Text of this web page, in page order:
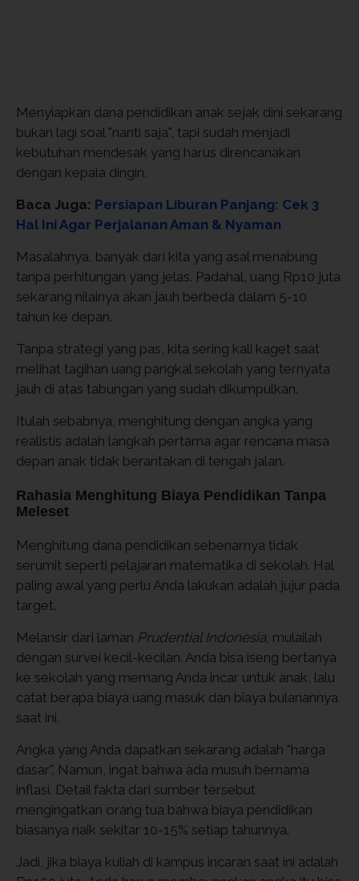
Menyiapkan dana pendidikan anak sejak dini sekarang
bukan lagi soal "nanti saja", tapi sudah menjadi
kebutuhan mendesak yang harus direncanakan
dengan kepala dingin.
Baca Juga: Persiapan Liburan Panjang: Cek 3
Hal Ini Agar Perjalanan Aman & Nyaman
Masalahnya, banyak dari kita yang asal menabung
tanpa perhitungan yang jelas. Padahal, uang Rp10 juta
sekarang nilainya akan jauh berbeda dalam 5-10
tahun ke depan.
Tanpa strategi yang pas, kita sering kali kaget saat
melihat tagihan uang pangkal sekolah yang ternyata
jauh di atas tabungan yang sudah dikumpulkan.
Itulah sebabnya, menghitung dengan angka yang
realistis adalah langkah pertama agar rencana masa
depan anak tidak berantakan di tengah jalan.
Rahasia Menghitung Biaya Pendidikan Tanpa
Meleset
Menghitung dana pendidikan sebenarnya tidak
serumit seperti pelajaran matematika di sekolah. Hal
paling awal yang perlu Anda lakukan adalah jujur pada
target.
Melansir dari laman Prudential Indonesia, mulailah
dengan survei kecil-kecilan. Anda bisa iseng bertanya
ke sekolah yang memang Anda incar untuk anak, lalu
catat berapa biaya uang masuk dan biaya bulanannya
saat ini.
Angka yang Anda dapatkan sekarang adalah "harga
dasar". Namun, ingat bahwa ada musuh bernama
inflasi. Detail fakta dari sumber tersebut
mengingatkan orang tua bahwa biaya pendidikan
biasanya naik sekitar 10-15% setiap tahunnya.
Jadi, jika biaya kuliah di kampus incaran saat ini adalah